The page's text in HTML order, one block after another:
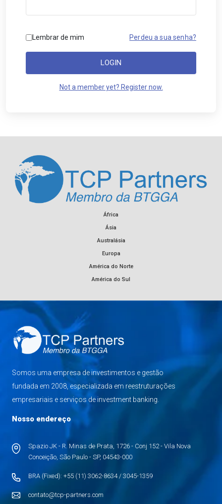
Lembrar de mim Perdeu a sua senha?
LOGIN
Not a member yet? Register now.
África
Ásia
Australásia
Europa
América do Norte
América do Sul
Somos uma empresa de investimentos e gestão
fundada em 2008, especializada em reestruturações
empresariais e serviços de investment banking.
Nosso endereço
Spazio JK - R. Minas de Prata, 1726 - Conj 152 - Vila Nova
Conceição, São Paulo - SP, 04543-000
BRA (Fixed): +55 (11) 3062-8634 / 3045-1359
contato@tcp-partners.com